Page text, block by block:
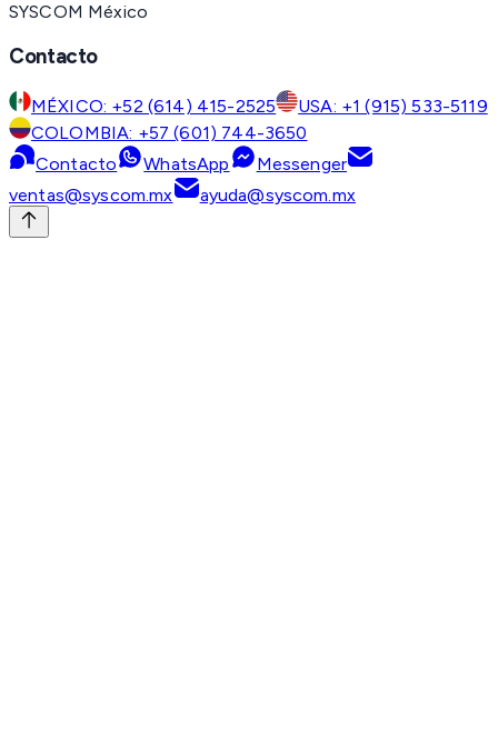
SYSCOM México
Contacto
MÉXICO: +52 (614) 415-2525
USA: +1 (915) 533-5119
COLOMBIA: +57 (601) 744-3650
Contacto
WhatsApp
Messenger
ventas@syscom.mx
ayuda@syscom.mx